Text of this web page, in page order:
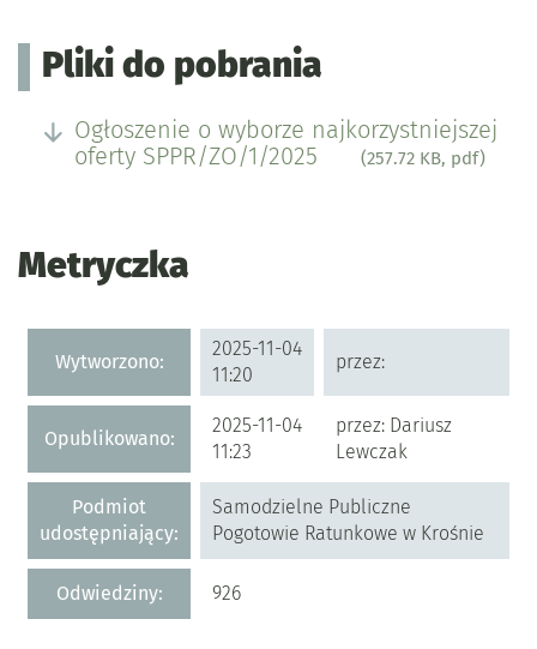
Pliki do pobrania
Ogłoszenie o wyborze najkorzystniejszej
oferty SPPR/ZO/1/2025
(257.72 KB, pdf)
Metryczka
Metryczka
Wytworzono:
2025-11-04
11:20
przez:
Opublikowano:
2025-11-04
11:23
przez: Dariusz
Lewczak
Podmiot
udostępniający:
Samodzielne Publiczne
Pogotowie Ratunkowe w Krośnie
Odwiedziny: 926